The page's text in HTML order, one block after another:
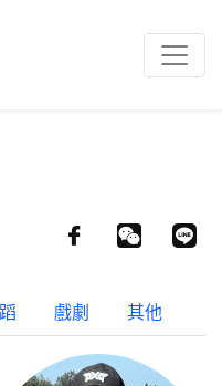
戲劇 其他